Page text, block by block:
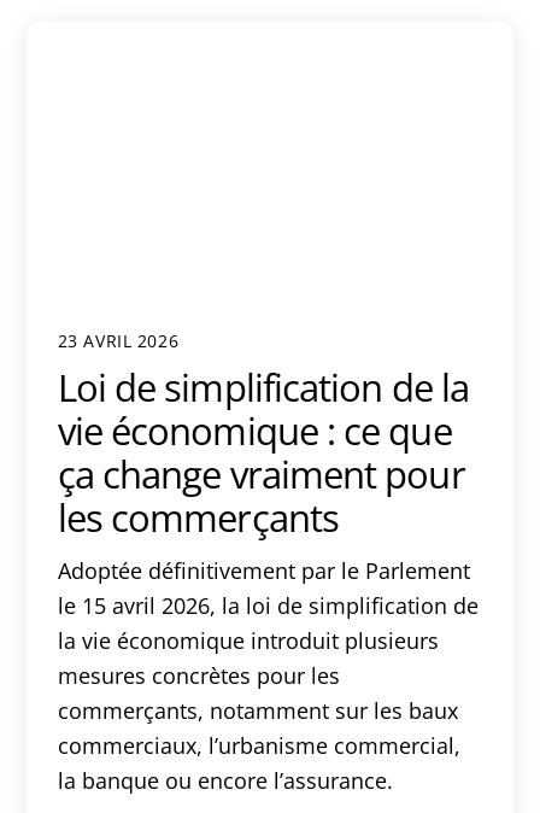
23 AVRIL 2026
Loi de simplification de la
vie économique : ce que
ça change vraiment pour
les commerçants
Adoptée définitivement par le Parlement
le 15 avril 2026, la loi de simplification de
la vie économique introduit plusieurs
mesures concrètes pour les
commerçants, notamment sur les baux
commerciaux, l’urbanisme commercial,
la banque ou encore l’assurance.